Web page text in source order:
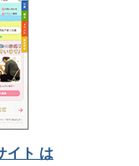
イト は